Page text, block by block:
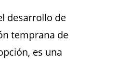
desarrollo de
temprana de
es una